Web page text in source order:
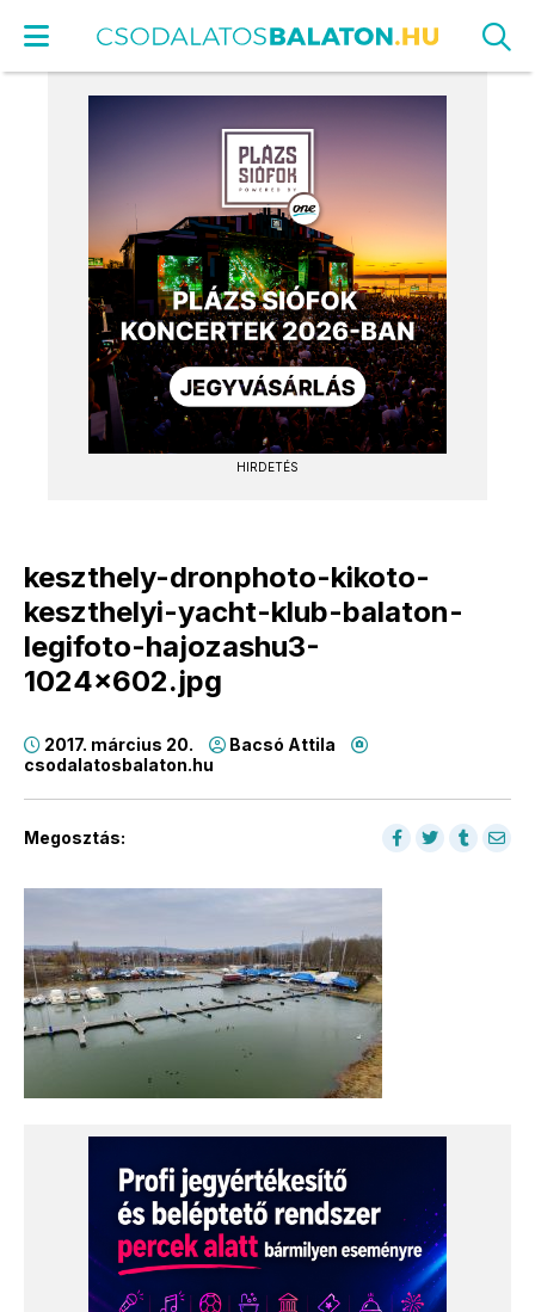
HIRDETÉS
keszthely-dronphoto-kikoto-
keszthelyi-yacht-klub-balaton-
legifoto-hajozashu3-
1024×602.jpg
2017. március 20.
Bacsó Attila
csodalatosbalaton.hu
Megosztás: